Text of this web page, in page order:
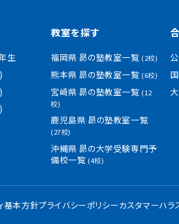
生
教室を探す
福岡県 昴の塾教室一覧(2校)
熊本県 昴の塾教室一覧(6校)
宮崎県 昴の塾教室一覧(12
校)
鹿児島県 昴の塾教室一覧
(27校)
沖縄県 昴の大学受験専門予
備校一覧 (4校)
基本方針プライバシーポリシーカスタマーハ